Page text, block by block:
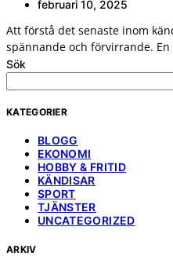
februari 10, 2025
Att förstå det senaste inom
spännande och förvirrande.
Sök
KATEGORIER
BLOGG
EKONOMI
HOBBY & FRITID
KÄNDISAR
SPORT
TJÄNSTER
UNCATEGORIZED
ARKIV